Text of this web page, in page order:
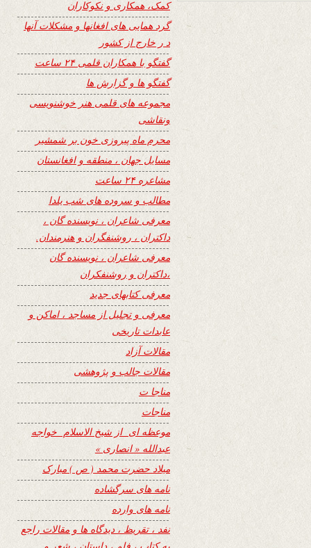
کمک، همکاری و نکوکاران
گرد همایی های افغانها و مشکلات آنها
د ر خارج از کشور
گفتگو با همکاران قلمی ۲۴ ساعت
گفتگو ها و گزارش ها
مجموعه های قلمی هنر خوشنویسی
ونقاشی
محرم ماه پیروزی خون بر شمشیر
مسایل جهان ، منطقه و افغانستان
مشاعره ۲۴ ساعت
مطالب و سروده های شب یلدا
معرفی شاعران ، نویسنده گان ،
داکتران ، روشنفگران و هنرمندان.
معرفی شاعران ، نویسنده گان
،داکتران و روشنفکران
معرفی کتابهای جدید
معرفی و تجلیل از مساجد ، اماکن و
عابدات تاریخی
مقالات آزاد
مقالات جالب و پژوهشی
مناجا ت
مناجات
موعظه ای از شیخ الاسلام خواجه
عبدالله « انصاری »
میلاد حضرت محمد ( ص ) مبارک
نامه های سرگشاده
نامه های وارده
نفد ، تقریظ ، دیدگاه ها و مقالات راجع